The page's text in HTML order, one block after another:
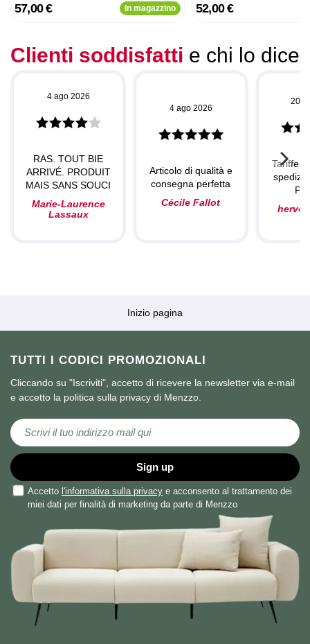
57,00 € In magazzino 52,00 €
Clienti soddisfatti e chi lo dice
4 ago 2026
RAS. TOUT BIE
ARRIVÉ. PRODUIT
MAIS SANS SOUCI
Marie-Laurence
Lassaux
4 ago 2026
Articolo di qualità e
consegna perfetta
Cécile Fallot
20
Tariffe
herve
Inizio pagina
TUTTI I CODICI PROMOZIONALI
Cliccando su "Iscriviti", accetto di ricevere la newsletter via e-mail
e accetto la politica sulla privacy di Menzzo.
Iscriviti alla nostra Newsletter:
Sign up
Accetto l'informativa sulla privacy e acconsento al trattamento dei
miei dati per finalità di marketing da parte di Menzzo